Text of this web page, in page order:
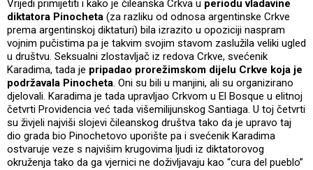
Vrijedi primijetiti i kako je čileanska Crkva u periodu vladavine
diktatora Pinocheta (za razliku od odnosa argentinske Crkve
prema argentinskoj diktaturi) bila izrazito u opoziciji naspram
vojnim pučistima pa je takvim svojim stavom zaslužila veliki ugled
u društvu. Seksualni zlostavljač iz redova Crkve, svećenik
Karadima, tada je pripadao prorežimskom dijelu Crkve koja je
podržavala Pinocheta. Oni su bili u manjini, ali su organizirano
djelovali. Karadima je tada upravljao Crkvom u El Bosque u elitnoj
četvrti Providencia već tada višemilijunskog Santiaga. U toj četvrti
su živjeli najviši slojevi čileanskog društva tako da je upravo taj
dio grada bio Pinochetovo uporište pa i svećenik Karadima
ostvaruje veze s najvišim krugovima ljudi iz diktatorovog
okruženja tako da ga vjernici ne doživljavaju kao “cura del pueblo”